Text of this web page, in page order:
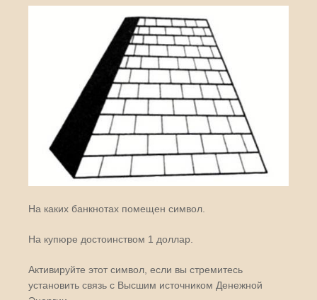
На каких банкнотах помещен символ.
На купюре достоинством 1 доллар.
Активируйте этот символ, если вы стремитесь
установить связь с Высшим источником Денежной